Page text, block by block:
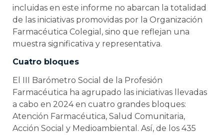
incluidas en este informe no abarcan la totalidad
de las iniciativas promovidas por la Organización
Farmacéutica Colegial, sino que reflejan una
muestra significativa y representativa.
Cuatro bloques
El III Barómetro Social de la Profesión
Farmacéutica ha agrupado las iniciativas llevadas
a cabo en 2024 en cuatro grandes bloques:
Atención Farmacéutica, Salud Comunitaria,
Acción Social y Medioambiental. Así, de los 435